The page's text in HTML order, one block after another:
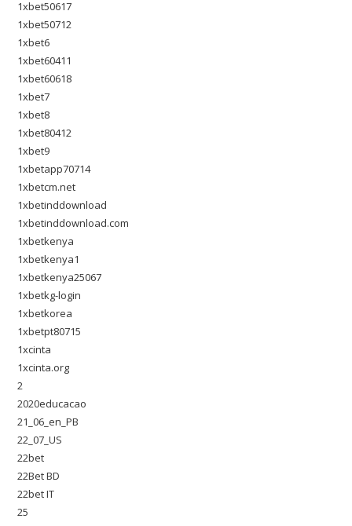
1xbet50617
1xbet50712
1xbet6
1xbet60411
1xbet60618
1xbet7
1xbet8
1xbet80412
1xbet9
1xbetapp70714
1xbetcm.net
1xbetinddownload
1xbetinddownload.com
1xbetkenya
1xbetkenya1
1xbetkenya25067
1xbetkg-login
1xbetkorea
1xbetpt80715
1xcinta
1xcinta.org
2
2020educacao
21_06_en_PB
22_07_US
22bet
22Bet BD
22bet IT
25